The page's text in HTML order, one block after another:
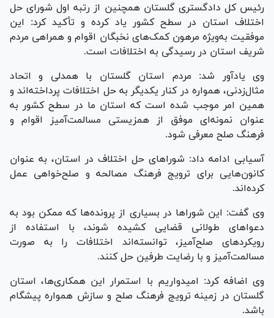
رئیس کل دادگستری گلستان همچنین از رتبه اول شورای حل
اختلاف استان در سطح کشور یاد کرده و تأکید کرد: این
موفقیت به‌ویژه مرهون کمک‌های نخبگان اقوام و همراهی مردم
شریف استان در رسیدگی به اختلافات است.
وی یادآور شد: مردم استان گلستان با همدلی و اتحاد
مثال‌زدنی، همواره در کنار یکدیگر به حل اختلافات پرداخته‌اند و
همین امر موجب شده است که استان ما در سطح کشور به
عنوان نمونه‌ای موفق از همزیستی مسالمت‌آمیز اقوام و
فرهنگ صلح معرفی شود.
آسیابی ادامه داد: شورا‌های حل اختلاف در استان، به عنوان
کانون‌هایی برای ترویج فرهنگ مصالحه و صلح‌خواهی عمل
کرده‌اند.
وی گفت: این شورا‌ها در بسیاری از پرونده‌ها که ممکن بود به
دعوا‌های طولانی قضایی کشیده شوند، با استفاده از
رویکرد‌های صلح‌آمیز، توانسته‌اند اختلافات را به صورت
مسالمت‌آمیز و با رضایت طرفین حل کنند.
وی اضافه کرد: امیدواریم با استمرار این همکاری‌ها، استان
گلستان در زمینه ترویج فرهنگ صلح و سازش همواره پیشگام
باشد.